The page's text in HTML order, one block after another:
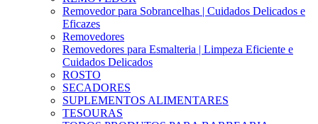
Removedor para Sobrancelhas | Cuidados Delicados e
Eficazes
Removedores
Removedores para Esmalteria | Limpeza Eficiente e
Cuidados Delicados
ROSTO
SECADORES
SUPLEMENTOS ALIMENTARES
TESOURAS